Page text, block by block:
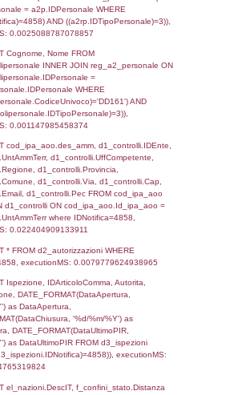
SELECT `tablename`, `userlevelid`,
WHERE `userlevelid`
SELECT a1.RagioneSociale,
el_prov.citta AS provincia,
as
JOIN infostabilimento i ON
LEFT JOIN
= n.CodiceUnivoco LEFT
AS el_com ON a1.ComuneStab =
LEFT JOIN el_province
= el_prov.IstProvincia
= 4858;, executionMS:
SELECT a1_stabilimento.*,
el_province.citta as
as RegioneST,
ComuneSL, el_province_1.citta as
as RegioneSL FROM
LEFT JOIN el_comuni